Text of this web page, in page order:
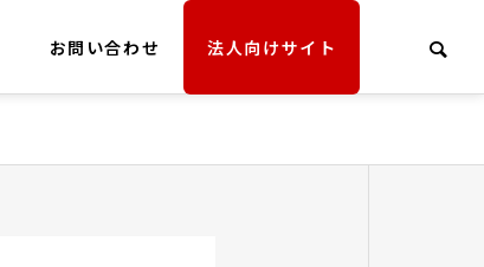
お問い合わせ 法人向けサイト